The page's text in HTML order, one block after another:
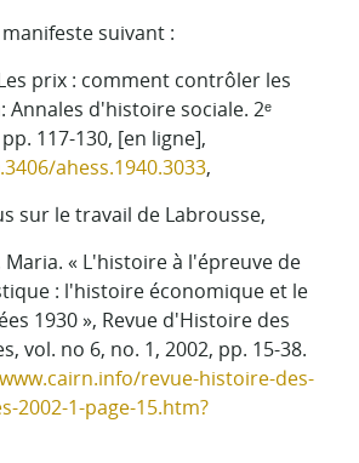
suivant :
prix : comment contrôler les
Annales d'histoire sociale. 2ᵉ
117-130, [en ligne],
ahess.1940.3033,
sur le travail de Labrousse,
« L'histoire à l'épreuve de
: l'histoire économique et le
1930 », Revue d'Histoire des
vol. no 6, no. 1, 2002, pp. 15-38.
revue-histoire-des-
2002-1-page-15.htm?